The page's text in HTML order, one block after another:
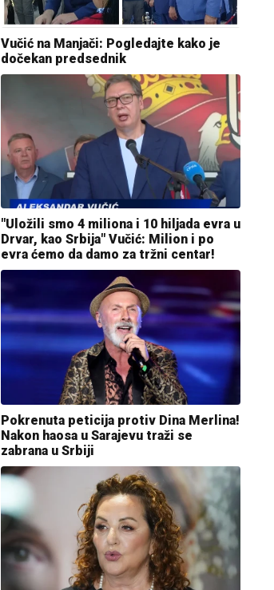
Vučić na Manjači: Pogledajte kako je
dočekan predsednik
"Uložili smo 4 miliona i 10 hiljada evra u
Drvar, kao Srbija" Vučić: Milion i po
evra ćemo da damo za tržni centar!
Pokrenuta peticija protiv Dina Merlina!
Nakon haosa u Sarajevu traži se
zabrana u Srbiji